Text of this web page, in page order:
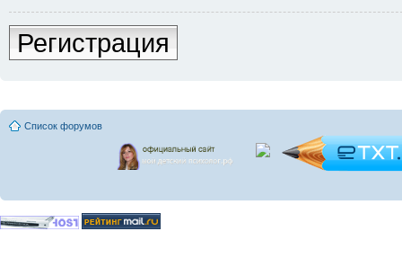
Регистрация
Список форумов